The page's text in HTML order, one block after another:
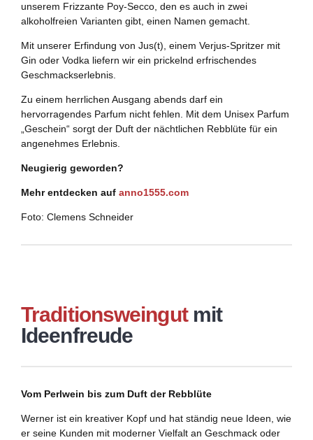
unserem Frizzante Poy-Secco, den es auch in zwei
alkoholfreien Varianten gibt, einen Namen gemacht.
Mit unserer Erfindung von Jus(t), einem Verjus-Spritzer mit
Gin oder Vodka liefern wir ein prickelnd erfrischendes
Geschmackserlebnis.
Zu einem herrlichen Ausgang abends darf ein
hervorragendes Parfum nicht fehlen. Mit dem Unisex Parfum
„Geschein“ sorgt der Duft der nächtlichen Rebblüte für ein
angenehmes Erlebnis.
Neugierig geworden?
Mehr entdecken auf anno1555.com
Foto: Clemens Schneider
Traditionsweingut mit
Ideenfreude
Vom Perlwein bis zum Duft der Rebblüte
Werner ist ein kreativer Kopf und hat ständig neue Ideen, wie
er seine Kunden mit moderner Vielfalt an Geschmack oder